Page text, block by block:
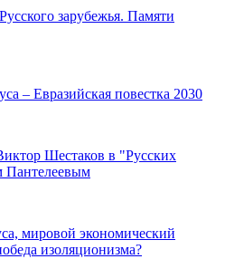
зарубежья. Памяти
– Евразийская повестка 2030
Шестаков в "Русских
Пантелеевым
мировой экономический
изоляционизма?